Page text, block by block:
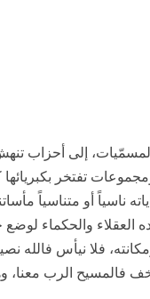
إلى أحزاب
تفتخر بكبريائها
( لو27:22)، وكل واحد منا له
والحكماء لوضع
فلا نيأس فالله
فالمسيح الرب معنا،